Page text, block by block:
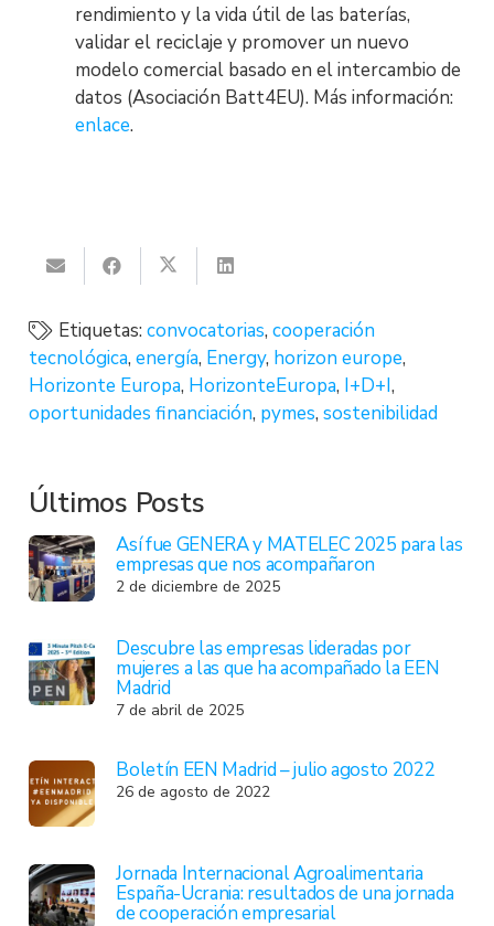
rendimiento y la vida útil de las baterías,
validar el reciclaje y promover un nuevo
modelo comercial basado en el intercambio de
datos (Asociación Batt4EU). Más información:
enlace.
Etiquetas:convocatorias,cooperación
tecnológica, energía, Energy, horizon europe,
Horizonte Europa, HorizonteEuropa, I+D+I,
oportunidades financiación, pymes, sostenibilidad
Últimos Posts
Así fue GENERA y MATELEC 2025 para las
empresas que nos acompañaron
2 de diciembre de 2025
Descubre las empresas lideradas por
mujeres a las que ha acompañado la EEN
Madrid
7 de abril de 2025
Boletín EEN Madrid – julio agosto 2022
26 de agosto de 2022
Jornada Internacional Agroalimentaria
España-Ucrania: resultados de una jornada
de cooperación empresarial